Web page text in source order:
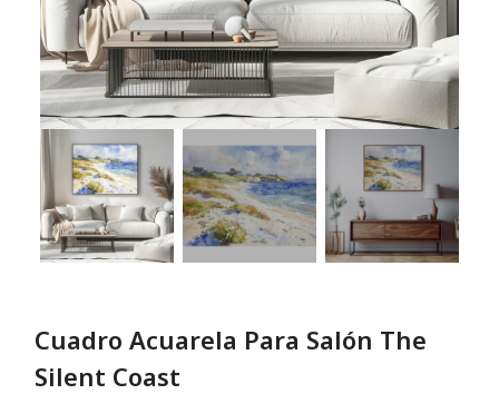
Cuadro Acuarela Para Salón The
Silent Coast